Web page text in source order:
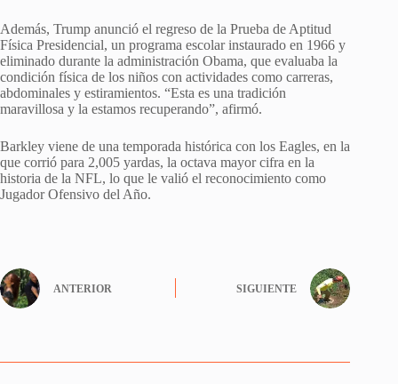
Además, Trump anunció el regreso de la Prueba de Aptitud
Física Presidencial, un programa escolar instaurado en 1966 y
eliminado durante la administración Obama, que evaluaba la
condición física de los niños con actividades como carreras,
abdominales y estiramientos. “Esta es una tradición
maravillosa y la estamos recuperando”, afirmó.
Barkley viene de una temporada histórica con los Eagles, en la
que corrió para 2,005 yardas, la octava mayor cifra en la
historia de la NFL, lo que le valió el reconocimiento como
Jugador Ofensivo del Año.
ANTERIOR SIGUIENTE